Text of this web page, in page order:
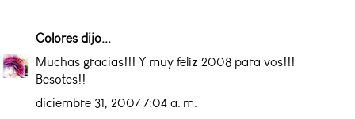
Colores dijo...
Muchas gracias!!! Y muy felíz 2008 para vos!!!
Besotes!!
diciembre 31, 2007 7:04 a. m.